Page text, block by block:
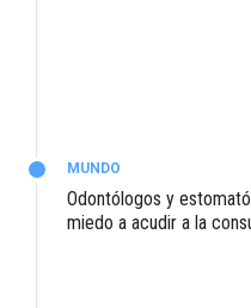
MUNDO
Odontólogos y
miedo a acudir a la